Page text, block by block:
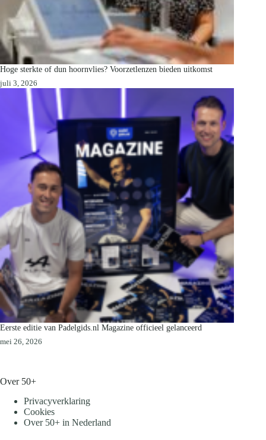
Hoge sterkte of dun hoornvlies? Voorzetlenzen bieden uitkomst
juli 3, 2026
Eerste editie van Padelgids.nl Magazine officieel gelanceerd
mei 26, 2026
Over 50+
Privacyverklaring
Cookies
Over 50+ in Nederland